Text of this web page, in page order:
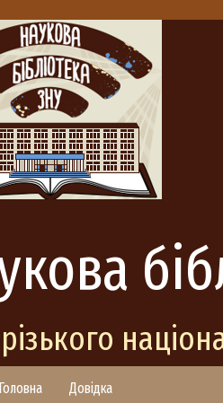
Головна Довідка